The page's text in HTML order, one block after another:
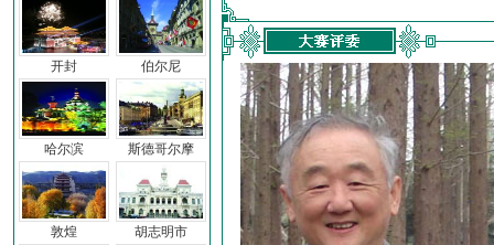
开封
哈尔滨
敦煌
伯尔尼
斯德哥尔摩
胡志明市